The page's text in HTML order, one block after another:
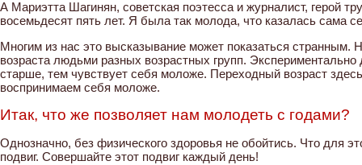
А Мариэтта Шагинян, советская поэтесса и журналист, герой
восемьдесят пять лет. Я была так молода, что казалась сама
Многим из нас это высказывание может показаться странным.
возраста людьми разных возрастных групп.
старше, тем чувствует себя моложе. Переходный возраст
воспринимаем себя моложе.
Итак, что же позволяет нам молодеть с годами?
Однозначно, без физического здоровья не обойтись. Что для
подвиг. Совершайте этот подвиг каждый день!